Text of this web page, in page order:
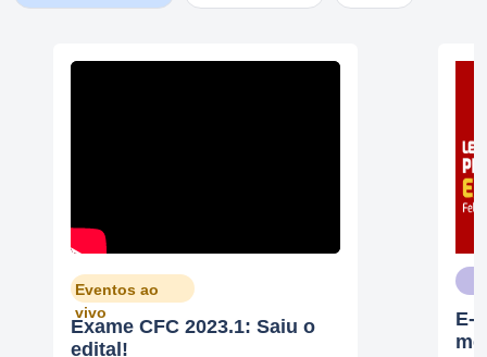
Eventos ao
vivo
Exame CFC 2023.1: Saiu o
edital!
E-